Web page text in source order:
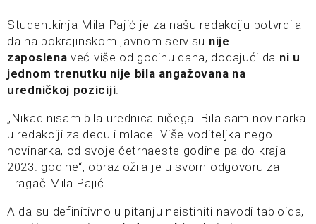
Studentkinja Mila Pajić je za našu redakciju potvrdila
da na pokrajinskom javnom servisu nije
zaposlena već više od godinu dana, dodajući da ni u
jednom trenutku nije bila angažovana na
uredničkoj poziciji.
„Nikad nisam bila urednica ničega. Bila sam novinarka
u redakciji za decu i mlade. Više voditeljka nego
novinarka, od svoje četrnaeste godine pa do kraja
2023. godine“, obrazložila je u svom odgovoru za
Tragač Mila Pajić.
A da su definitivno u pitanju neistiniti navodi tabloida,